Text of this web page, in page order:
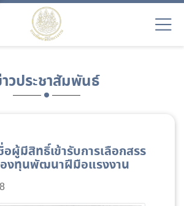
วประชาสัมพันธ์
อผู้มีสิทธิ์เข้ารับการเลือกสรร
องทุนพัฒนาฝีมือแรงงาน